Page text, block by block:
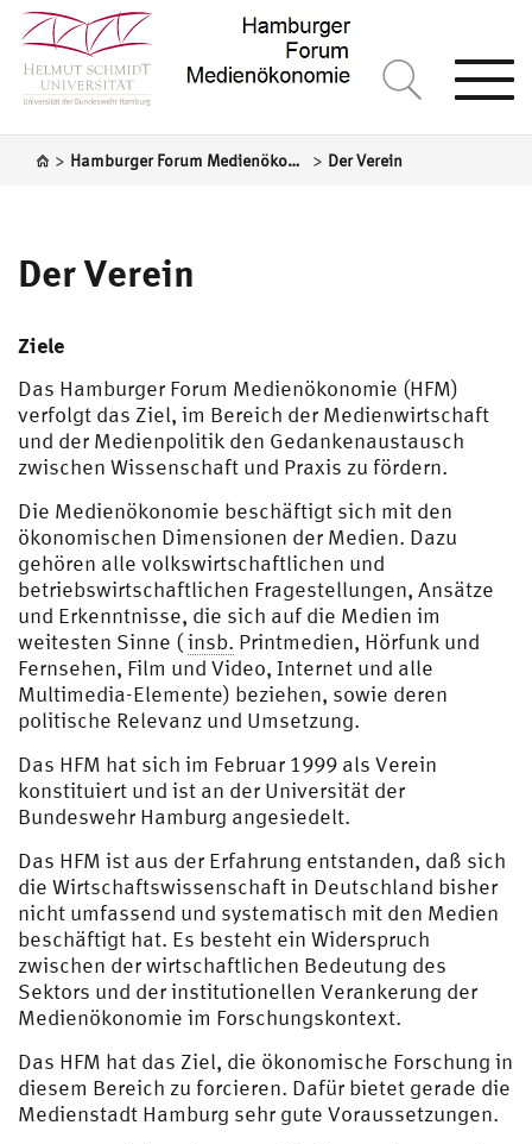
> Hamburger Forum Medienökonomie (HFM) > Der Verein
Der Verein
Ziele
Das Hamburger Forum Medienökonomie (HFM)
verfolgt das Ziel, im Bereich der Medienwirtschaft
und der Medienpolitik den Gedankenaustausch
zwischen Wissenschaft und Praxis zu fördern.
Die Medienökonomie beschäftigt sich mit den
ökonomischen Dimensionen der Medien. Dazu
gehören alle volkswirtschaftlichen und
betriebswirtschaftlichen Fragestellungen, Ansätze
und Erkenntnisse, die sich auf die Medien im
weitesten Sinne (insb. Printmedien, Hörfunk und
Fernsehen, Film und Video, Internet und alle
Multimedia-Elemente) beziehen, sowie deren
politische Relevanz und Umsetzung.
Das HFM hat sich im Februar 1999 als Verein
konstituiert und ist an der Universität der
Bundeswehr Hamburg angesiedelt.
Das HFM ist aus der Erfahrung entstanden, daß sich
die Wirtschaftswissenschaft in Deutschland bisher
nicht umfassend und systematisch mit den Medien
beschäftigt hat. Es besteht ein Widerspruch
zwischen der wirtschaftlichen Bedeutung des
Sektors und der institutionellen Verankerung der
Medienökonomie im Forschungskontext.
Das HFM hat das Ziel, die ökonomische Forschung in
diesem Bereich zu forcieren. Dafür bietet gerade die
Medienstadt Hamburg sehr gute Voraussetzungen.